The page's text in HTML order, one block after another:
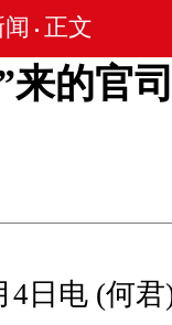
• 正文
来的官
电 (何君